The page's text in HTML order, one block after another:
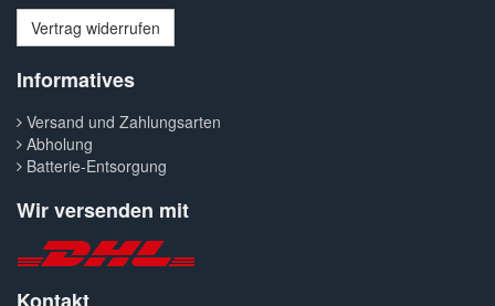
Vertrag widerrufen
Informatives
Versand und Zahlungsarten
Abholung
Batterie-Entsorgung
Wir versenden mit